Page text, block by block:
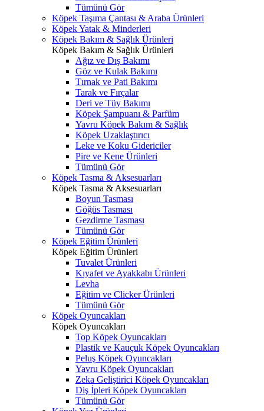
Tümünü Gör
Köpek Taşıma Çantası & Araba Ürünleri
Köpek Yatak & Minderleri
Köpek Bakım & Sağlık Ürünleri
Köpek Bakım & Sağlık Ürünleri
Ağız ve Dış Bakımı
Göz ve Kulak Bakımı
Tırnak ve Pati Bakımı
Tarak ve Fırçalar
Deri ve Tüy Bakımı
Köpek Şampuanı & Parfüm
Yavru Köpek Bakım & Sağlık
Köpek Uzaklaştırıcı
Leke ve Koku Gidericiler
Pire ve Kene Ürünleri
Tümünü Gör
Köpek Tasma & Aksesuarları
Köpek Tasma & Aksesuarları
Boyun Tasması
Göğüs Tasması
Gezdirme Tasması
Tümünü Gör
Köpek Eğitim Ürünleri
Köpek Eğitim Ürünleri
Tuvalet Ürünleri
Kıyafet ve Ayakkabı Ürünleri
Levha
Eğitim ve Clicker Ürünleri
Tümünü Gör
Köpek Oyuncakları
Köpek Oyuncakları
Top Köpek Oyuncakları
Plastik ve Kauçuk Köpek Oyuncakları
Peluş Köpek Oyuncakları
Yavru Köpek Oyuncakları
Zeka Geliştirici Köpek Oyuncakları
Diş İpleri Köpek Oyuncakları
Tümünü Gör